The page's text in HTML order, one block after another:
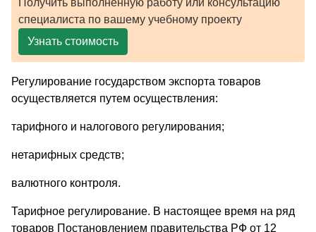
специалиста по вашему учебному проекту
Узнать стоимость
Регулирование государством экспорта товаров
осуществляется путем осуществления:
тарифного и налогового регулирования;
нетарифных средств;
валютного контроля.
Тарифное регулирование. В настоящее время на ряд
товаров Постановлением правительства РФ от 12